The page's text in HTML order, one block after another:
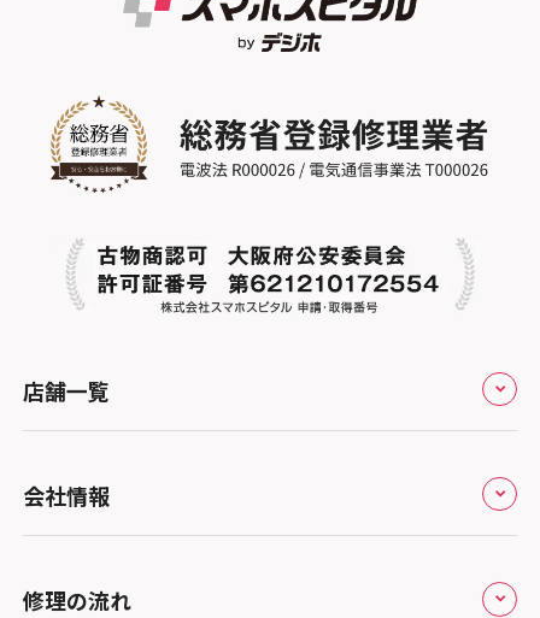
店舗一覧
北海道・東北
スマホスピタル大丸札幌
関東
会社情報
修理の流れ